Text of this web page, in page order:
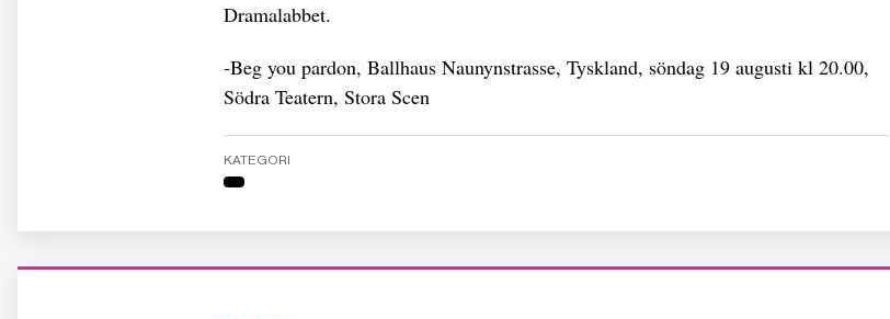
Dramalabbet.
-Beg you pardon, Ballhaus Naunynstrasse, Tyskland, söndag 19 augusti kl 20.00,
Södra Teatern, Stora Scen
KATEGORI